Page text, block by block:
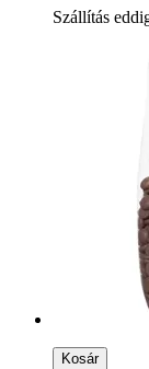
Szállítás
Kosár